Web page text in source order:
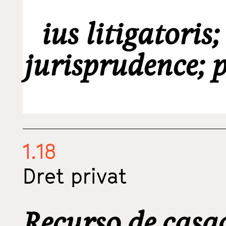
ius
jurisprudence;
1.18
Dret privat